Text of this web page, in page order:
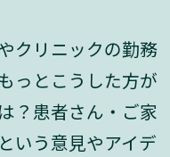
クリニックの勤務
っとこうした方が
？患者さん・ご家
いう意見やアイデ